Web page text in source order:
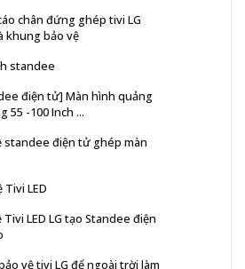
chân đứng ghép tivi LG
khung bảo vệ
standee
điện tử] Màn hình quảng
55 -100 Inch ...
standee điện tử ghép màn
Tivi LED
LED LG tạo Standee điện
vệ tivi LG để ngoài trời làm